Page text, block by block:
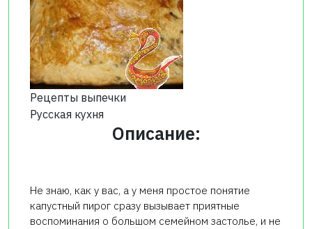
Рецепты выпечки
Русская кухня
Описание:
Не знаю, как у вас, а у меня простое понятие
капустный пирог сразу вызывает приятные
воспоминания о большом семейном застолье, и не